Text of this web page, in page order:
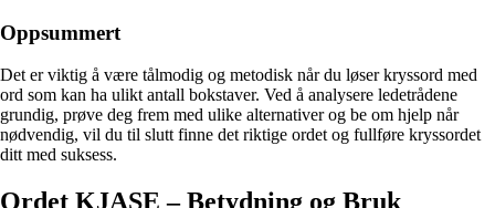
Oppsummert
Det er viktig å være tålmodig og metodisk når du løser kryssord med
ord som kan ha ulikt antall bokstaver. Ved å analysere ledetrådene
grundig, prøve deg frem med ulike alternativer og be om hjelp når
nødvendig, vil du til slutt finne det riktige ordet og fullføre kryssordet
ditt med suksess.
Ordet KJASE – Betydning og Bruk